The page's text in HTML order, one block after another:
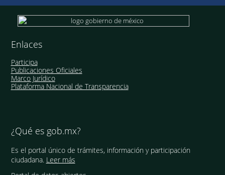
Enlaces
Participa
Publicaciones Oficiales
Marco Jurídico
Plataforma Nacional de Transparencia
¿Qué es gob.mx?
Es el portal único de trámites, información y participación
ciudadana. Leer más